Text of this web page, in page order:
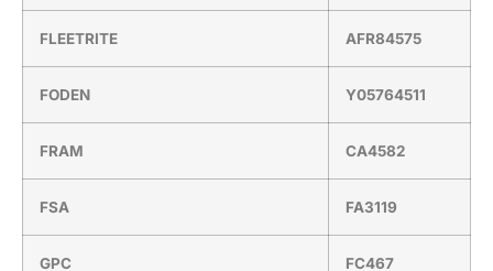
FLEETRITE AFR84575
FODEN Y05764511
FRAM CA4582
FSA FA3119
GPC FC467